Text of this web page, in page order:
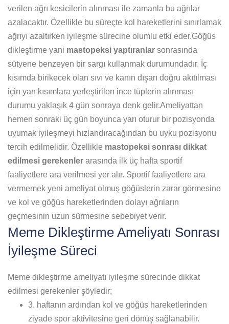
verilen ağrı kesicilerin alınması ile zamanla bu ağrılar
azalacaktır. Özellikle bu süreçte kol hareketlerini sınırlamak
ağrıyı azaltırken iyileşme sürecine olumlu etki eder.Göğüs
dikleştirme yani mastopeksi yaptıranlar sonrasında
sütyene benzeyen bir sargı kullanmak durumundadır. İç
kısımda birikecek olan sıvı ve kanın dışarı doğru akıtılması
için yan kısımlara yerleştirilen ince tüplerin alınması
durumu yaklaşık 4 gün sonraya denk gelir.Ameliyattan
hemen sonraki üç gün boyunca yarı oturur bir pozisyonda
uyumak iyileşmeyi hızlandıracağından bu uyku pozisyonu
tercih edilmelidir. Özellikle mastopeksi sonrası dikkat
edilmesi gerekenler arasında ilk üç hafta sportif
faaliyetlere ara verilmesi yer alır. Sportif faaliyetlere ara
vermemek yeni ameliyat olmuş göğüslerin zarar görmesine
ve kol ve göğüs hareketlerinden dolayı ağrıların
geçmesinin uzun sürmesine sebebiyet verir.
Meme Dikleştirme Ameliyatı Sonrası
İyileşme Süreci
Meme dikleştirme ameliyatı iyileşme sürecinde dikkat
edilmesi gerekenler şöyledir;
3. haftanın ardından kol ve göğüs hareketlerinden
ziyade spor aktivitesine geri dönüş sağlanabilir.